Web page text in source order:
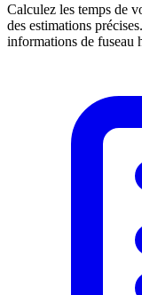
Calculez les temps de
des estimations
informations de fuseau